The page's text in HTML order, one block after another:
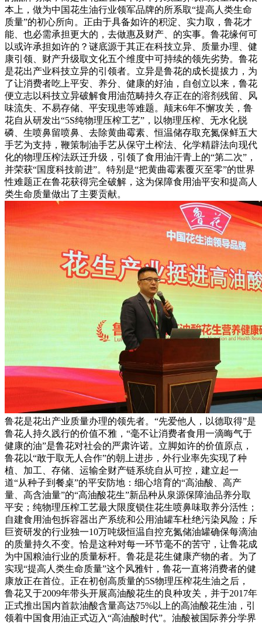
本上，做为中国花生油行业领军品牌的所系取“提高人类生命
质量”的初心所向。正由于具备如许的积淀、实力取，鲁花才
能、也必需承担更大的，去做惠及财产、的实事。鲁花缘何可
以或许承担如许的？谜底源于其正在科技立异、质量办理、健
康引领、财产升级取文化五个维度中可持续的领先劣势。鲁花
是花出产业科技立异的引领者。立异是鲁花的成长提拔力，为
了让消费者吃上平安、养分、健康的好油，自创立以来，鲁花
便立志以科技立异破解食用油范畴持久存正在的溶剂残留、风
味流失、不易存储、平安现患等难题。颠末6年不懈攻关，鲁
花自从研发出“5S纯物理压榨工艺”，以物理压榨、无水化脱
磷、生喷鼻留喷鼻、去除黄曲霉素、恒温储存取充氮保鲜五大
手艺为支持，鞭策制油手艺从保守土榨法、化学精辟法向现代
化的物理压榨法跃迁升级，引领了食用油汗青上的“第二次”，
并荣获“国度科技前进”。特别是“把黄曲霉素覆灭至零”的世界
性难题正在鲁花获得完全破解，这为保障食用油平安和提高人
类生命质量做出了主要贡献。
鲁花是花出产业质量办理的领先者。“先爱他人，以德取得”是
鲁花人持久践行的价值不雅，“毫不让消费者食用一滴晦气于
健康的油”是鲁花对社会的严肃许诺。立脚如许的价值原点，
鲁花以“敢于取无人合作”的朝上进步，外行业率先实现了种
植、加工、存储、运输全财产链系统自从可控，建立起一
道“从种子到餐桌”的平安防地：细心培育的“高油酸、高产
量、高含油量”的“高油酸花生”新品种从泉源保障油品养分取
平安；纯物理压榨工艺最大限度锁住花生喷鼻味取养分活性；
自建食用油包拆容器出产系统和公用油罐车杜绝污染风险；斥
巨资研发的行业独一10万吨级恒温自控充氮储油罐确保每滴油
的质量持久不变。恰是这种对每一环节毫不的苦守，让鲁花成
为中国粮油行业的质量标杆。鲁花是花生健康产物的者。为了
实现“提高人类生命质量”这个风雅针，鲁花一直将消费者的健
康放正在首位。正在初创高质量的5S物理压榨花生油之后，
鲁花又于2009年带头开展高油酸花生的良种攻关，并于2017年
正式推出国内首款油酸含量高达75%以上的高油酸花生油，引
领着中国食用油正式迈入“高油酸时代”。油酸被国际养分学界